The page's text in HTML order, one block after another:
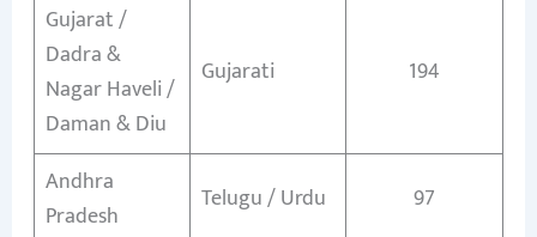
Gujarat /
Dadra &
Nagar Haveli /
Daman & Diu
Gujarati 194
Andhra
Pradesh
Telugu / Urdu 97